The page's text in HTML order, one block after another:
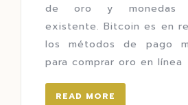
de oro y monedas
existente. Bitcoin es en
los métodos de pago
para comprar oro en línea
READ MORE